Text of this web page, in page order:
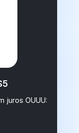
juros OUUU: